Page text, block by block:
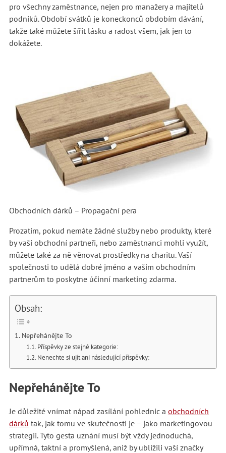
pro všechny zaměstnance, nejen pro manažery a majitelů
podniků. Období svátků je koneckonců obdobím dávání,
takže také můžete šířit lásku a radost všem, jak jen to
dokážete.
Obchodních dárků – Propagační pera
Prozatím, pokud nemáte žádné služby nebo produkty, které
by vaši obchodní partneři, nebo zaměstnanci mohli využít,
můžete také za ně věnovat prostředky na charitu. Vaší
společnosti to udělá dobré jméno a vašim obchodním
partnerům to poskytne účinní marketing zdarma.
Obsah:
Nepřehánějte To
Příspěvky ze stejné kategorie:
Nenechte si ujít ani následující příspěvky:
Nepřehánějte To
Je důležité vnímat nápad zasílání pohlednic a obchodních
dárků tak, jak tomu ve skutečnosti je – jako marketingovou
strategii. Tyto gesta uznání musí být vždy jednoduchá,
upřímná, taktní a promyšlená, aniž by ublížili vaší značky